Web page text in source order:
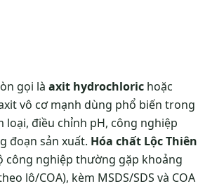
gọi là axit hydrochloric hoặc
vô cơ mạnh dùng phổ biến trong
loại, điều chỉnh pH, công nghiệp
đoạn sản xuất. Hóa chất Lộc Thiên
công nghiệp thường gặp khoảng
lô/COA), kèm MSDS/SDS và COA